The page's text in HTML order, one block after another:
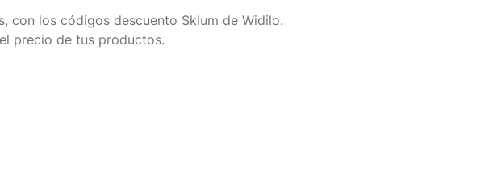
con los códigos descuento Sklum de Widilo.
precio de tus productos.